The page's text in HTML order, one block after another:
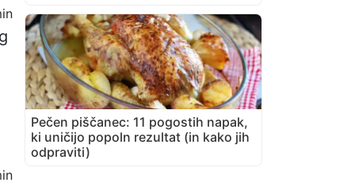
Pečen piščanec: 11 pogostih napak,
ki uničijo popoln rezultat (in kako jih
odpraviti)